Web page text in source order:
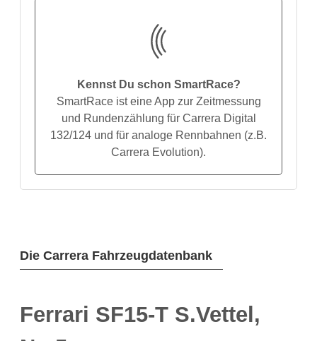
Die Carrera Fahrzeugdatenbank
Ferrari SF15-T S.Vettel,
Kennst Du schon SmartRace?
SmartRace ist eine App zur Zeitmessung
und Rundenzählung für Carrera Digital
132/124 und für analoge Rennbahnen (z.B.
Carrera Evolution).